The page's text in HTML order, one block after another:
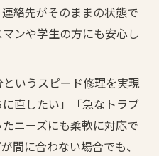
絡先がそのままの状態で
ンや学生の方にも安心し
いうスピード修理を実現
直したい」「急なトラブ
ニーズにも柔軟に対応で
間に合わない場合でも、